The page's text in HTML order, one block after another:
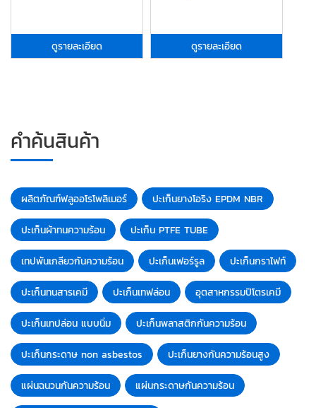
ดูรายละเอียด ดูรายละเอียด
คำค้นสินค้า
ผลิตภัณฑ์ฟลูออโรโพลิเมอร์ ปะเก็นยางโอริง EPDM NBR
ปะเก็นผ้าทนความร้อน ปะเก็น PTFE TUBE
เทปพันเกลียวกันความร้อน ปะเก็นเฟอร์รูล ปะเก็นกราไฟท์
ปะเก็นทนสารเคมี ปะเก็นเทฟล่อน อุตสาหกรรมปิโตรเคมี
ปะเก็นเทปล่อน แบบนิ่ม ปะเก็นพลาสติกกันความร้อน
ปะเก็นกระดาษ non asbestos ปะเก็นยางกันความร้อนสูง
แผ่นฉนวนกันความร้อน แผ่นกระดาษกันความร้อน